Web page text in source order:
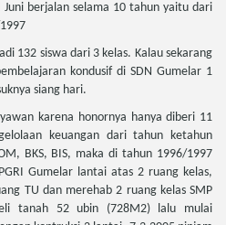
berjalan selama 10 tahun yaitu dari
132 siswa dari 3 kelas. Kalau sekarang
kondusif di SDN Gumelar 1
siang hari.
karena honornya hanya diberi 11
keuangan dari tahun ketahun
BKS, BIS, maka di tahun 1996/1997
Gumelar lantai atas 2 ruang kelas,
TU dan merehab 2 ruang kelas SMP
tanah 52 ubin (728M2) lalu mulai